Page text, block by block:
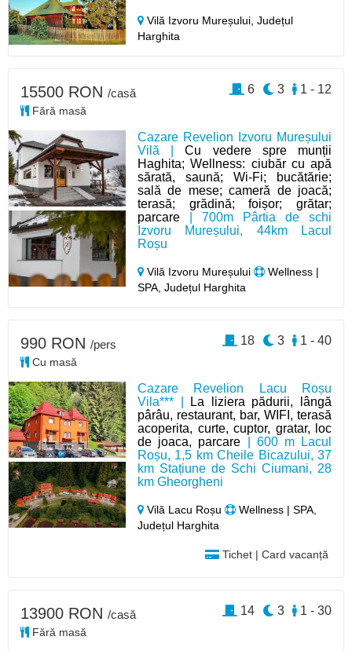
Vilă Izvoru Mureșului,Județul
Harghita
Cazare Revelion Izvoru Mureșului
Vilă |Cu vedere spre munții
Haghita; Wellness: ciubăr cu apă
sărată, saună; Wi-Fi; bucătărie;
sală de mese; cameră de joacă;
terasă; grădină; foișor; grătar;
parcare | 700m Pârtia de schi
Izvoru Mureșului, 44km Lacul
Roșu
Vilă Izvoru Mureșului
Wellness |
SPA, Județul Harghita
15500 RON /casă
Fără masă
1 - 12
3
6
Cazare Revelion Lacu Roșu
Vila*** |
La liziera pădurii, lângă
pârâu, restaurant, bar, WIFI, terasă
acoperita, curte, cuptor, gratar, loc
de joaca, parcare | 600 m Lacul
Roșu, 1,5 km Cheile Bicazului, 37
km Stațiune de Schi Ciumani, 28
km Gheorgheni
Vilă Lacu Roșu
Wellness | SPA,
Județul Harghita
Tichet | Card vacanță
990 RON /pers
Cu masă
1 - 40
3
18
13900 RON /casă
Fără masă
1 - 30
3
14